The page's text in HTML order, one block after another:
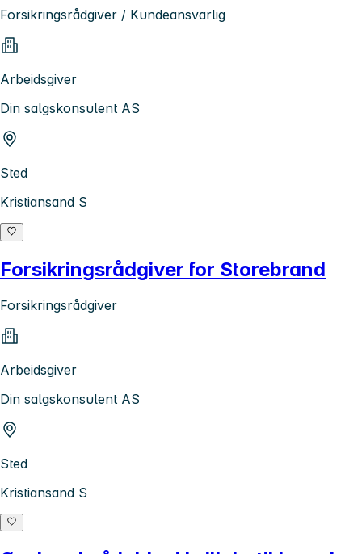
Forsikringsrådgiver / Kundeansvarlig
Arbeidsgiver
Din salgskonsulent AS
Sted
Kristiansand S
Forsikringsrådgiver for Storebrand
Forsikringsrådgiver
Arbeidsgiver
Din salgskonsulent AS
Sted
Kristiansand S